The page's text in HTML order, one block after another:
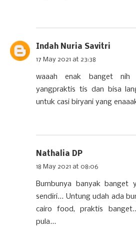
Indah Nuria Savitri
17 May 2021 at 23:38
waaah enak banget nih
yangpraktis tis dan bisa
untuk casi biryani yang
Nathalia DP
18 May 2021 at 08:06
Bumbunya banyak banget
sendiri... Untung udah ada
cairo food, praktis
pula...